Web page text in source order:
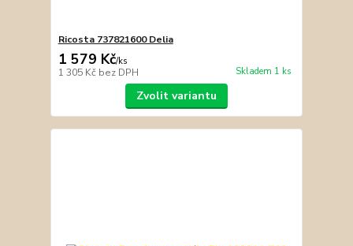
Ricosta 737821600 Delia
1 579 Kč/ks
1 305 Kč bez DPH Skladem 1 ks
Zvolit variantu